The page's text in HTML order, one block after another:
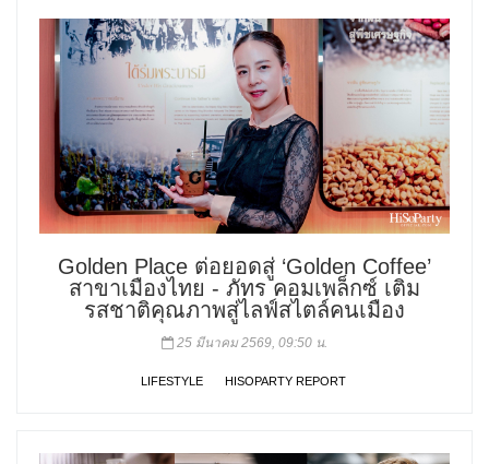
Golden Place ต่อยอดสู่ ‘Golden Coffee’
สาขาเมืองไทย - ภัทร คอมเพล็กซ์ เติม
รสชาติคุณภาพสู่ไลฟ์สไตล์คนเมือง
25 มีนาคม 2569, 09:50 น.
LIFESTYLE HISOPARTY REPORT